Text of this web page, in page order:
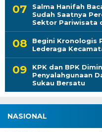
Salma Hanifah
Sudah Saatnya
Sektor Pariwisata
Begini Kronologis
Lederaga
KPK dan BPK
Penyalahgunaan
Sukau Bersatu
NASIONAL